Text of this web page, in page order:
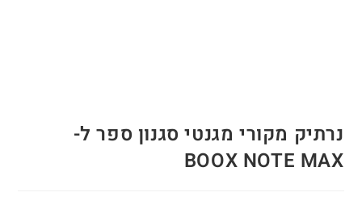
נרתיק מקורי מגנטי סגנון ספר ל-
BOOX NOTE MAX